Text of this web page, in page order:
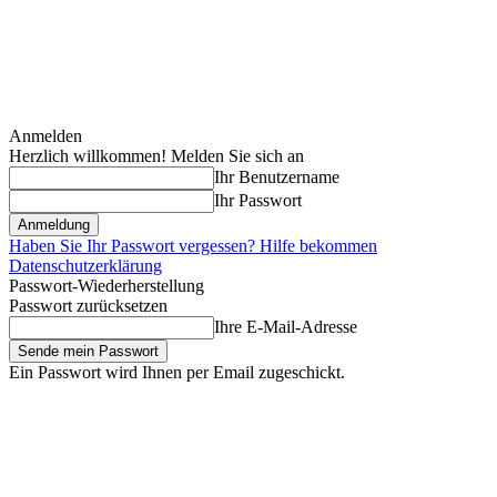
Anmelden
Herzlich willkommen! Melden Sie sich an
Ihr Benutzername
Ihr Passwort
Haben Sie Ihr Passwort vergessen? Hilfe bekommen
Datenschutzerklärung
Passwort-Wiederherstellung
Passwort zurücksetzen
Ihre E-Mail-Adresse
Ein Passwort wird Ihnen per Email zugeschickt.